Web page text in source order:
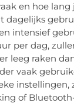
en hoe lang
dagelijks
intensief
per dag,
leeg raken
vaak
instellingen,
of